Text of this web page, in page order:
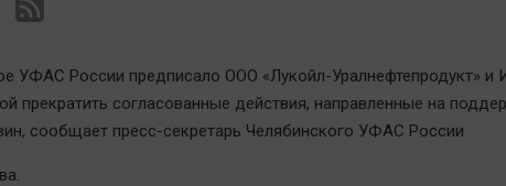
УФАС России предписало ООО «Лукойл-Уралнефтепродукт» и
прекратить согласованные действия, направленные на
сообщает пресс-секретарь Челябинского УФАС России